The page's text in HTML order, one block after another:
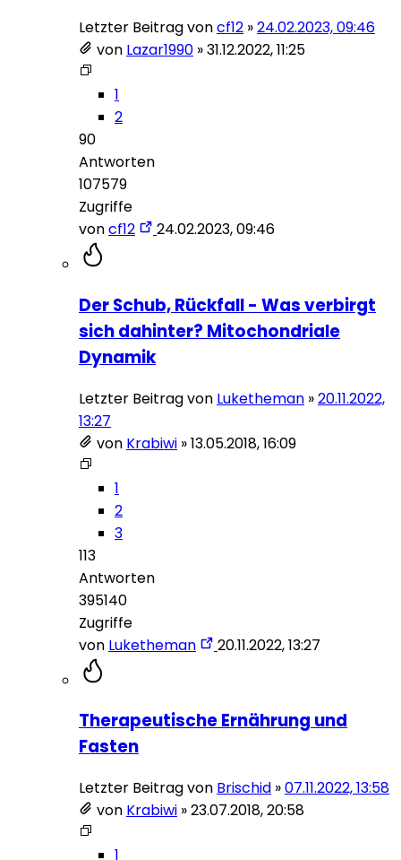
Letzter Beitrag voncf12 »24.02.2023, 09:46
von Lazar1990 »31.12.2022, 11:25
1
2
90
Antworten
107579
Zugriffe
voncf12 24.02.2023, 09:46
Der Schub, Rückfall - Was verbirgt
sich dahinter? Mitochondriale
Dynamik
Letzter Beitrag von Luketheman »20.11.2022,
13:27
von Krabiwi »13.05.2018, 16:09
1
2
3
113
Antworten
395140
Zugriffe
von Luketheman 20.11.2022, 13:27
Therapeutische Ernährung und
Fasten
Letzter Beitrag von Brischid »07.11.2022, 13:58
von Krabiwi »23.07.2018, 20:58
1